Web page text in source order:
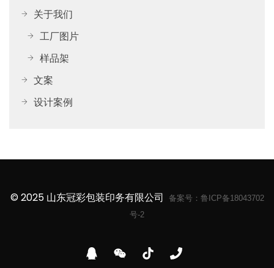
关于我们
工厂图片
样品架
文案
设计案例
© 2025 山东冠彩包装印务有限公司 备案号： 鲁ICP备18043702
号-2